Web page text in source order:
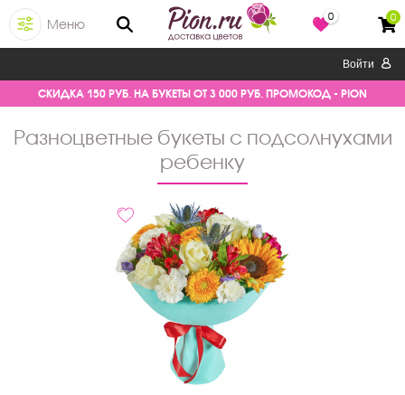
Меню
0 0
Войти
СКИДКА 150 РУБ. НА БУКЕТЫ ОТ 3 000 РУБ. ПРОМОКОД - PION
разноцветные букеты с подсолнухами
ребенку